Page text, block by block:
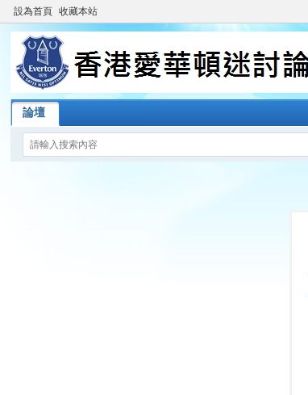
設為首頁 收藏本站
論壇